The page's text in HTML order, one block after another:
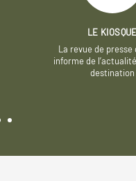
LE
La revue de presse
informe de
destination